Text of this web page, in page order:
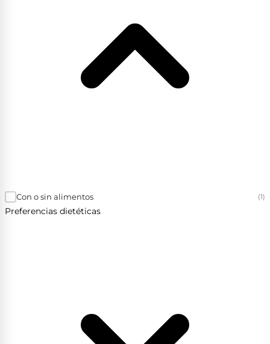
Con o sin alimentos (1)
Preferencias dietéticas